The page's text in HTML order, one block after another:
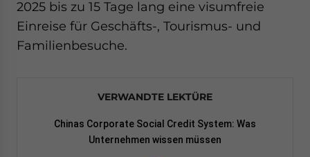
2025 bis zu 15 Tage lang eine visumfreie
Einreise für Geschäfts-, Tourismus- und
Familienbesuche.
VERWANDTE LEKTÜRE
Chinas Corporate Social Credit System: Was
Unternehmen wissen müssen